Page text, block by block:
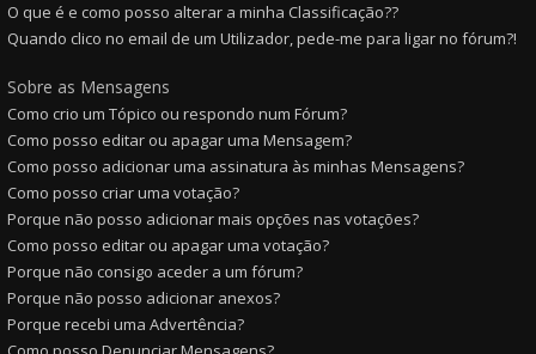
O que é e como posso alterar a minha Classificação??
Quando clico no email de um Utilizador, pede-me para ligar no fórum?!
Sobre as Mensagens
Como crio um Tópico ou respondo num Fórum?
Como posso editar ou apagar uma Mensagem?
Como posso adicionar uma assinatura às minhas Mensagens?
Como posso criar uma votação?
Porque não posso adicionar mais opções nas votações?
Como posso editar ou apagar uma votação?
Porque não consigo aceder a um fórum?
Porque não posso adicionar anexos?
Porque recebi uma Advertência?